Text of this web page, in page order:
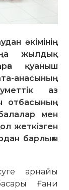
әкімінің
жылдық
қуаныш
анасының
аз
отбасының
мен
жеткізген
барлығы
ар­найы
Ғани